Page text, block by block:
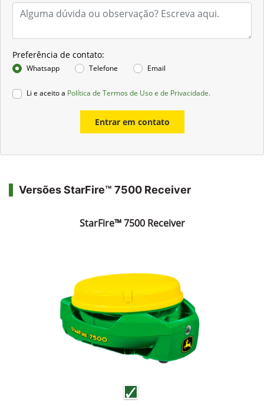
Preferência de contato:
Whatsapp Telefone Email
Li e aceito a Política de Termos de Uso e de Privacidade.
Entrar em contato
Versões StarFire™ 7500 Receiver
StarFire™ 7500 Receiver